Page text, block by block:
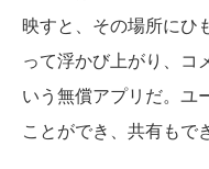
映すと、その場所にひ
って浮かび上がり、コ
いう無償アプリだ。ユ
ことができ、共有もで